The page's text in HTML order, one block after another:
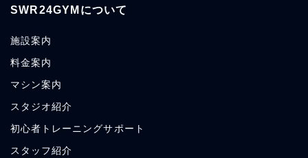
SWR24GYMについて
施設案内
料金案内
マシン案内
スタジオ紹介
初心者トレーニングサポート
スタッフ紹介